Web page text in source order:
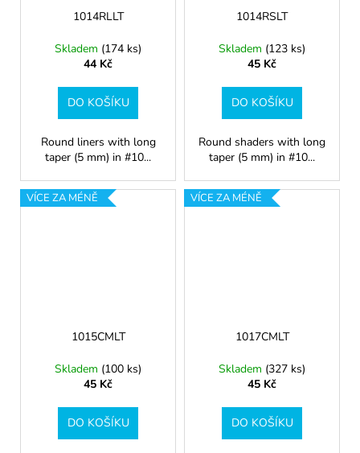
1014RLLT
Skladem (174 ks)
44 Kč
DO KOŠÍKU
Round liners with long
taper (5 mm) in #10...
1014RSLT
Skladem (123 ks)
45 Kč
DO KOŠÍKU
Round shaders with long
taper (5 mm) in #10...
VÍCE ZA MÉNĚ
1015CMLT
Skladem (100 ks)
45 Kč
DO KOŠÍKU
VÍCE ZA MÉNĚ
1017CMLT
Skladem (327 ks)
45 Kč
DO KOŠÍKU